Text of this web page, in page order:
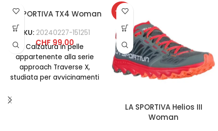
LA SPORTIVA TX4 Woman
SKU: 20240227-151251
CHF99.00
Calzatura in pelle
appartenente alla serie
approach Traverse X,
studiata per avvicinamenti
-38%
LA SPORTIVA Helios III
Woman